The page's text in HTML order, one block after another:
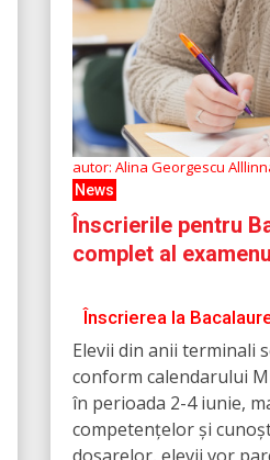
autor: Alina Georgescu
News
Înscrierile pentru
complet al
Înscrierea la
Elevii din anii terminali
conform calendarului
în perioada 2-4 iunie,
competențelor și
dosarelor, elevii vor